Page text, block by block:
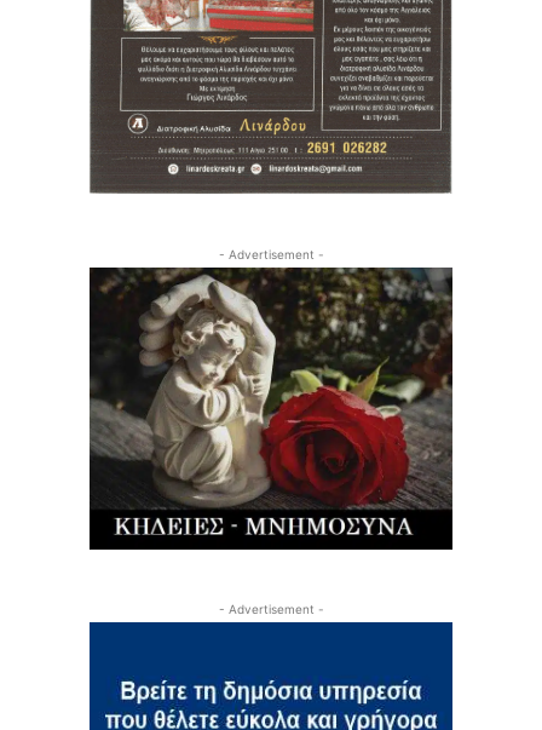
- Advertisement -
- Advertisement -